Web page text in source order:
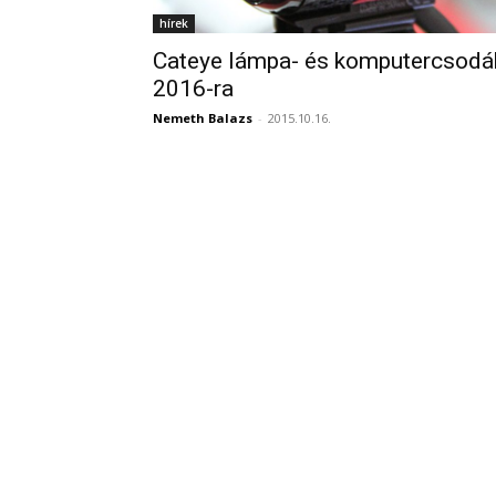
hírek
Cateye lámpa- és
2016-ra
Nemeth Balazs - 2015.10.16.